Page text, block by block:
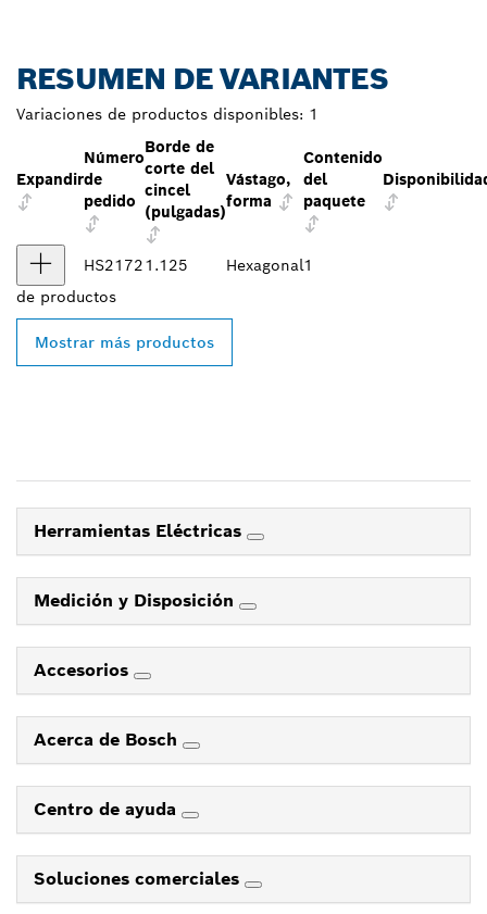
RESUMEN DE VARIANTES
Variaciones de productos disponibles: 1
Expandir
Número
de
pedido
Borde de
corte del
cincel
(pulgadas)
Vástago,
forma
Contenido
del
paquete
HS21721.125 Hexagonal1
de productos
Mostrar más productos
Herramientas Eléctricas
Medición y Disposición
Accesorios
Acerca de Bosch
Centro de ayuda
Soluciones comerciales